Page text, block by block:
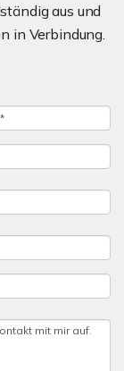
aus und
in Verbindung.